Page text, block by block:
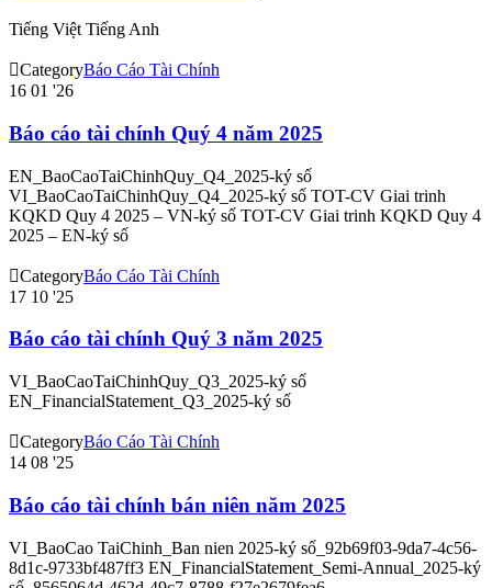
Tiếng Việt Tiếng Anh
CategoryBáo Cáo Tài Chính
16 01 '26
Báo cáo tài chính Quý 4 năm 2025
EN_BaoCaoTaiChinhQuy_Q4_2025-ký số
VI_BaoCaoTaiChinhQuy_Q4_2025-ký số TOT-CV Giai trinh
KQKD Quy 4 2025 – VN-ký số TOT-CV Giai trinh KQKD Quy 4
2025 – EN-ký số
CategoryBáo Cáo Tài Chính
17 10 '25
Báo cáo tài chính Quý 3 năm 2025
VI_BaoCaoTaiChinhQuy_Q3_2025-ký số
EN_FinancialStatement_Q3_2025-ký số
CategoryBáo Cáo Tài Chính
14 08 '25
Báo cáo tài chính bán niên năm 2025
VI_BaoCao TaiChinh_Ban nien 2025-ký số_92b69f03-9da7-4c56-
8d1c-9733bf487ff3 EN_FinancialStatement_Semi-Annual_2025-ký